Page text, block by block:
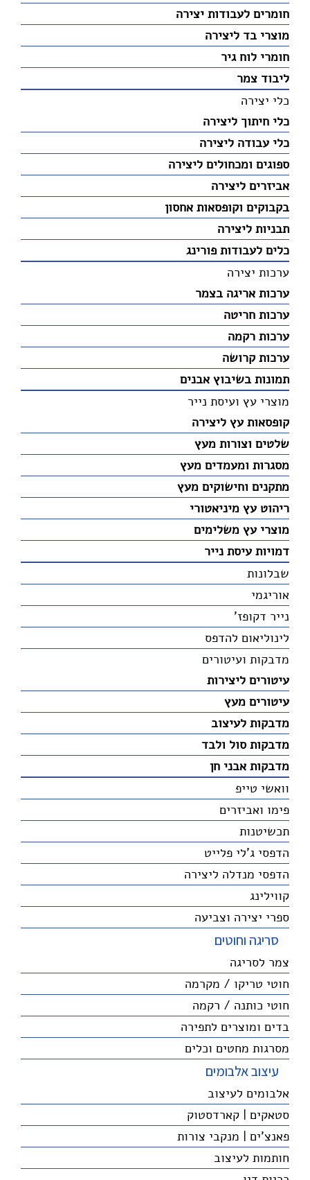
חומרים לעבודות יצירה
מוצרי בד ליצירה
חומרי לוח גיר
ליבוד צמר
כלי יצירה
כלי חיתוך ליצירה
כלי עבודה ליצירה
ספוגים ומכחולים ליצירה
אביזרים ליצירה
בקבוקים וקופסאות אחסון
תבניות ליצירה
כלים לעבודות פורינג
ערכות יצירה
ערכות אריגה בצמר
ערכות חריטה
ערכות רקמה
ערכות קרושה
תמונות בשיבוץ אבנים
מוצרי עץ ועיסת נייר
קופסאות עץ ליצירה
שלטים וצורות מעץ
מסגרות ומעמדים מעץ
מתקנים וחישוקים מעץ
ריהוט עץ מיניאטורי
מוצרי עץ משלימים
דמויות עיסת נייר
שבלונות
אוריגמי
נייר דקופז'
לינוליאום להדפס
מדבקות ועיטורים
עיטורים ליצירות
עיטורים מעץ
מדבקות לעיצוב
מדבקות סול ולבד
מדבקות אבני חן
וואשי טייפ
פימו ואביזרים
תכשיטנות
הדפסי ג'לי פלייט
הדפסי מנדלה ליצירה
קווילינג
ספרי יצירה וצביעה
סריגה וחוטים
צמר לסריגה
חוטי טריקו / מקרמה
חוטי כותנה / רקמה
בדים ומוצרים לתפירה
מסרגות מחטים וכלים
עיצוב אלבומים
אלבומים לעיצוב
סטאקים | קארדסטוק
פאנצ'ים | מנקבי צורות
חותמות לעיצוב